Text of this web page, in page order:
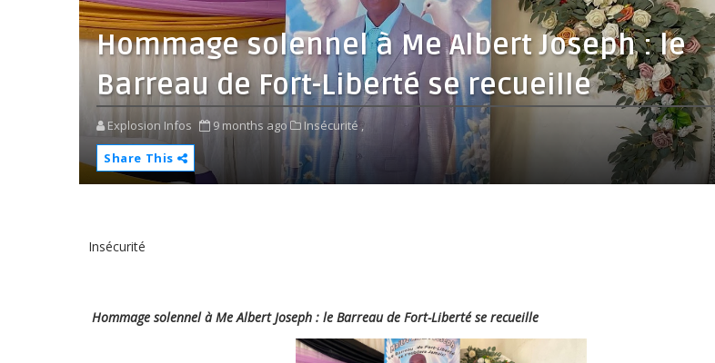
Hommage solennel à Me Albert Joseph : le
Barreau de Fort-Liberté se recueille
Explosion Infos 9 months ago
Insécurité ,
Share This
Insécurité
Hommage solennel à Me Albert Joseph : le Barreau de Fort-Liberté se recueille